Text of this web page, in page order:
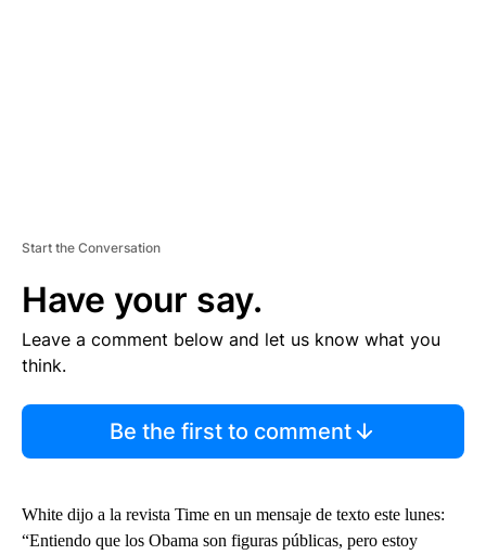
Start the Conversation
Have your say.
Leave a comment below and let us know what you
think.
Be the first to comment
White dijo a la revista Time en un mensaje de texto este lunes:
“Entiendo que los Obama son figuras públicas, pero estoy